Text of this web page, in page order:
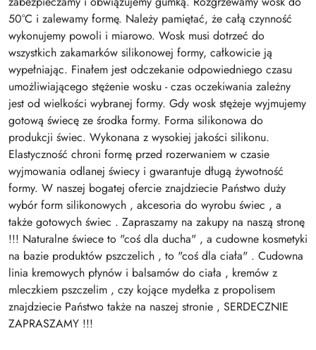
50°C i zalewamy formę. Należy pamiętać, że całą czynność
wykonujemy powoli i miarowo. Wosk musi dotrzeć do
wszystkich zakamarków silikonowej formy, całkowicie ją
wypełniając. Finałem jest odczekanie odpowiedniego czasu
umożliwiającego stężenie wosku - czas oczekiwania zależny
jest od wielkości wybranej formy. Gdy wosk stężeje wyjmujemy
gotową świecę ze środka formy. Forma silikonowa do
produkcji świec. Wykonana z wysokiej jakości silikonu.
Elastyczność chroni formę przed rozerwaniem w czasie
wyjmowania odlanej świecy i gwarantuje długą żywotność
formy. W naszej bogatej ofercie znajdziecie Państwo duży
wybór form silikonowych , akcesoria do wyrobu świec , a
także gotowych świec . Zapraszamy na zakupy na naszą stronę
!!! Naturalne świece to "coś dla ducha" , a cudowne kosmetyki
na bazie produktów pszczelich , to "coś dla ciała" . Cudowna
linia kremowych płynów i balsamów do ciała , kremów z
mleczkiem pszczelim , czy kojące mydełka z propolisem
znajdziecie Państwo także na naszej stronie , SERDECZNIE
ZAPRASZAMY !!!